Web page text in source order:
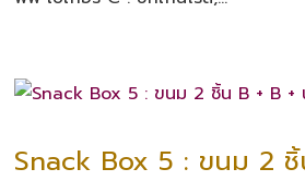
Snack Box 5 : ขนม 2 ชิ้